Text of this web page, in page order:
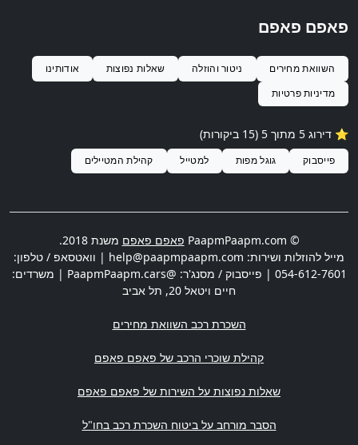
פאפם פאפם
השוואת מחירים ניטור והוזלה שאלות נפוצות
אודותינו
מדיניות פרטיות
⭐️ דירוג 5 מתוך 5 (15 ביקורות)
פייסבוק גוגל מפות למטייל קהילת המטיילים
© PaapmPaapm.com פאפם פאפם משנת 2018.
מייל להוזלות ושירות: help@paapmpaapm.com | וואטסאפ / טלפון:
054-612-7601 | פייסבוק / מסנג'ר: @PaapmPaapm.cars | משרדים:
חיים ויטאל 20
, תל אביב
השכרת רכב השוואת מחירים
קהילת שוכרי הרכב של פאפם פאפם
שאלות נפוצות על השירות של פאפם פאפם
הסבר מורחב על ביטוח השכרת רכב בחו"ל